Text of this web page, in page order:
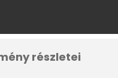
részletei